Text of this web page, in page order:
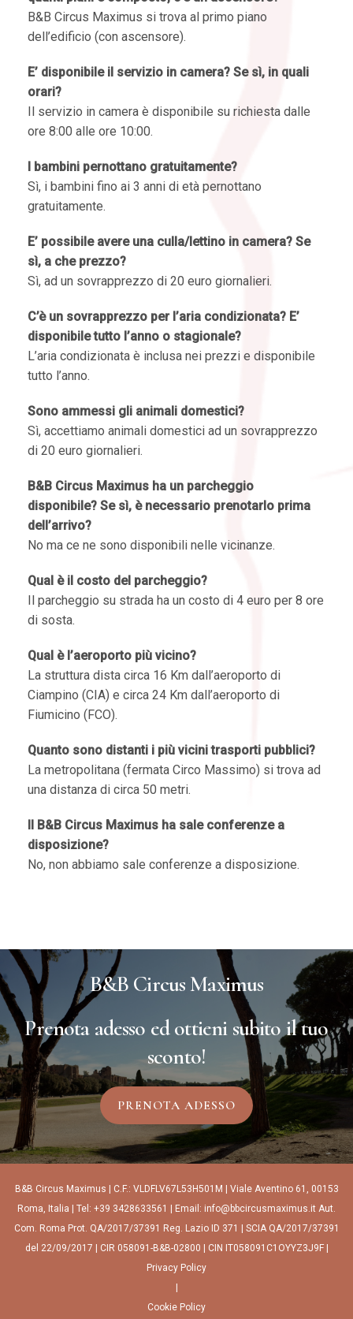
B&B Circus Maximus si trova al primo piano
dell’edificio (con ascensore).
E’ disponibile il servizio in camera? Se sì, in quali
orari?
Il servizio in camera è disponibile su richiesta dalle
ore 8:00 alle ore 10:00.
I bambini pernottano gratuitamente?
Sì, i bambini fino ai 3 anni di età pernottano
gratuitamente.
E’ possibile avere una culla/lettino in camera? Se
sì, a che prezzo?
Sì, ad un sovrapprezzo di 20 euro giornalieri.
C’è un sovrapprezzo per l’aria condizionata? E’
disponibile tutto l’anno o stagionale?
L’aria condizionata è inclusa nei prezzi e disponibile
tutto l’anno.
Sono ammessi gli animali domestici?
Sì, accettiamo animali domestici ad un sovrapprezzo
di 20 euro giornalieri.
B&B Circus Maximus ha un parcheggio
disponibile? Se sì, è necessario prenotarlo prima
dell’arrivo?
No ma ce ne sono disponibili nelle vicinanze.
Qual è il costo del parcheggio?
Il parcheggio su strada ha un costo di 4 euro per 8 ore
di sosta.
Qual è l’aeroporto più vicino?
La struttura dista circa 16 Km dall’aeroporto di
Ciampino (CIA) e circa 24 Km dall’aeroporto di
Fiumicino (FCO).
Quanto sono distanti i più vicini trasporti pubblici?
La metropolitana (fermata Circo Massimo) si trova ad
una distanza di circa 50 metri.
Il B&B Circus Maximus ha sale conferenze a
disposizione?
No, non abbiamo sale conferenze a disposizione.
B&B Circus Maximus
Prenota adesso ed ottieni subito il tuo
sconto!
PRENOTA ADESSO
B&B Circus Maximus | C.F.: VLDFLV67L53H501M | Viale Aventino 61, 00153
Roma, Italia | Tel: +39 3428633561 | Email: info@bbcircusmaximus.it Aut.
Com. Roma Prot. QA/2017/37391 Reg. Lazio ID 371 | SCIA QA/2017/37391
del 22/09/2017 | CIR 058091-B&B-02800 | CIN IT058091C1OYYZ3J9F |
Privacy Policy
Cookie Policy